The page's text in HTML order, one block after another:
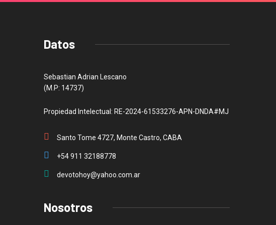
Datos
Sebastian Adrian Lescano
(M.P: 14737)
Propiedad Intelectual: RE-2024-61533276-APN-DNDA#MJ
Santo Tome 4727, Monte Castro, CABA
+54 911 32188778
devotohoy@yahoo.com.ar
Nosotros